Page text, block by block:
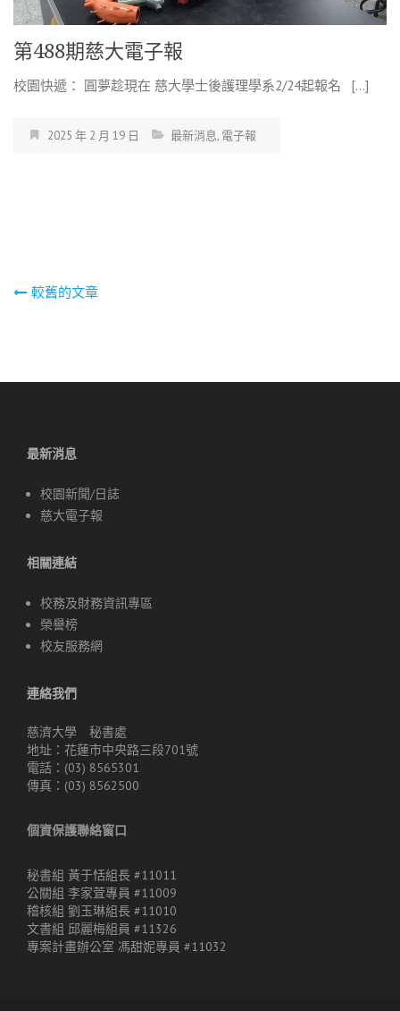
第488期慈大電子報
校園快遞： 圓夢趁現在 慈大學士後護理學系2/24起報名 […]
2025 年 2 月 19 日 最新消息, 電子報
文
導
較舊的文章
最新消息
校園新聞/日誌
慈大電子報
相關連結
校務及財務資訊專區
榮譽榜
校友服務網
連絡我們
慈濟大學 秘書處
地址：花蓮市中央路三段701號
電話：(03) 8565301
傳真：(03) 8562500
個資保護聯絡窗口
秘書組 黃于恬組長 #11011
公關組 李家萓專員 #11009
稽核組 劉玉琳組長 #11010
文書組 邱麗梅組員 #11326
專案計畫辦公室 馮甜妮專員 #11032